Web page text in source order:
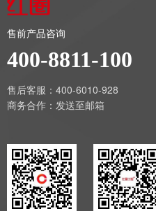
售前产品咨询
400-8811-100
售后客服：400-6010-928
商务合作： 发送至邮箱